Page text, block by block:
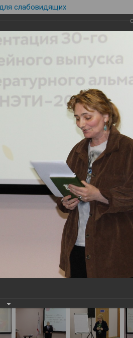
слабовидящих
НЭТИ
630073, г. Новосибирск, пр.
К.Маркса, 20, корпус 8а
Преподавателям
Литературного альманаха НГТУ НЭТИ-
НЭТИ-2026.
НГТУ НЭТИ-2026. День поэзии